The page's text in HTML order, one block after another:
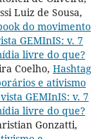
Luiz de Sousa,
do movimento
GEMInIS: v. 7
livre do que?
Coelho, Hashtag
e ativismo
GEMInIS: v. 7
livre do que?
Gonzatti,